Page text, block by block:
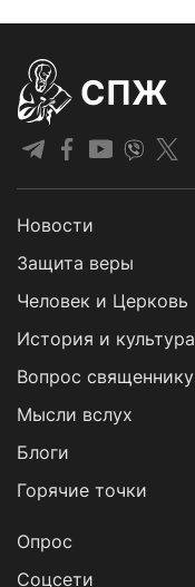
СПЖ
Новости
Защита веры
Человек и Церковь
История и культура
Вопрос священнику
Мысли вслух
Блоги
Горячие точки
Опрос
Cоцсети